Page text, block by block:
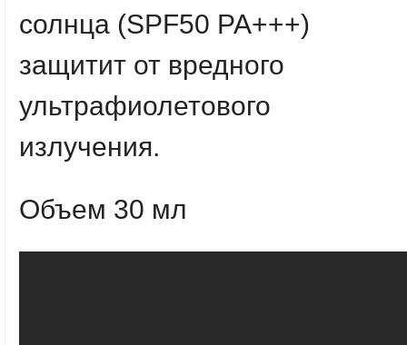
солнца (SPF50 PA+++)
защитит от вредного
ультрафиолетового
излучения.
Объем 30 мл